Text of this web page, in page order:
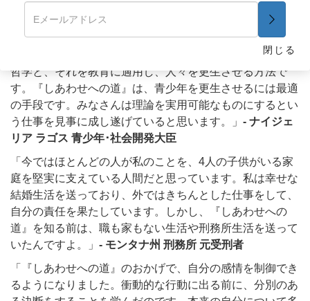
民になるように、私を導いてくれる指針となりまし
「この団体と他の非政府組織との違いは、みなさんが持つ
哲学と、それを教育に適用し、人々を更生させる方法で
す。
『しあわせへの道』は、青少年を更生させるには最適
の手段です。みなさんは理論を実用可能なものにするとい
う仕事を見事に成し遂げていると思います。」 - ナイジェ
リア ラゴス 青少年･社会開発大臣
「今ではほとんどの人が私のことを、4人の子供がいる家
庭を堅実に支えている人間だと思っています。私は幸せな
結婚生活を送っており、外ではきちんとした仕事をして、
自分の責任を果たしています。しかし、『しあわせへの
道』を知る前は、職も家もない生活や刑務所生活を送って
いたんですよ。」 - モンタナ州 刑務所 元受刑者
「『しあわせへの道』のおかげで、自分の感情を制御でき
るようになりました。衝動的な行動に出る前に、分別のあ
閉じる